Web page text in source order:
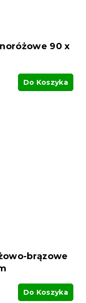
90 x
Do Koszyka
brązowe
Do Koszyka